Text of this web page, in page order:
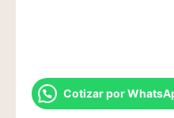
Cotizar por